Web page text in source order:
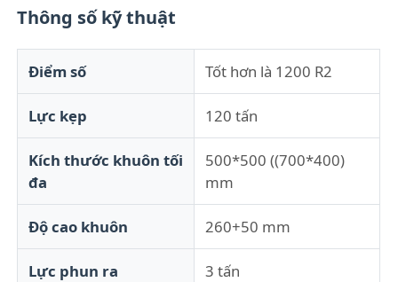
Nhà
Sản phẩm
Về chúng tôi
Thông số kỹ thuật
Điểm số Tốt hơn là 1200 R2
Lực kẹp 120 tấn
Kích thước khuôn tối
đa
500*500 ((700*400)
mm
Độ cao khuôn 260+50 mm
Lực phun ra 3 tấn